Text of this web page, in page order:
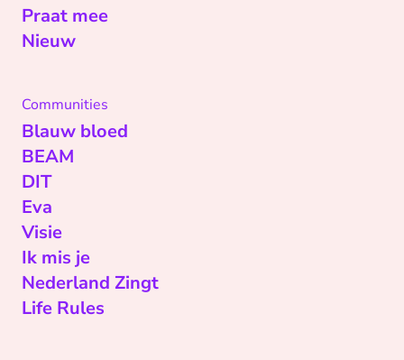
Praat mee
Nieuw
Communities
Blauw bloed
BEAM
DIT
Eva
Visie
Ik mis je
Nederland Zingt
Life Rules